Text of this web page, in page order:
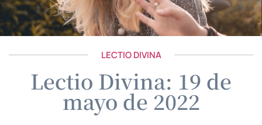
LECTIO DIVINA
Lectio Divina: 19 de
mayo de 2022